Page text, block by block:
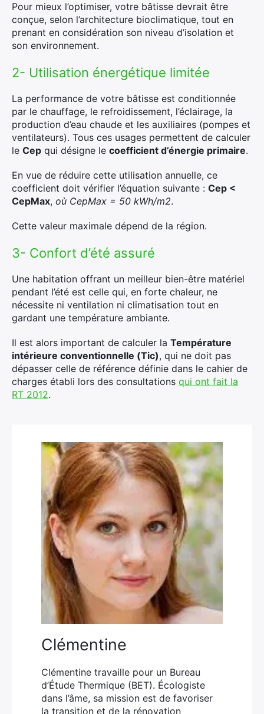
Pour mieux l’optimiser, votre bâtisse devrait être
conçue, selon l’architecture bioclimatique, tout en
prenant en considération son niveau d’isolation et
son environnement.
2- Utilisation énergétique limitée
La performance de votre bâtisse est conditionnée
par le chauffage, le refroidissement, l’éclairage, la
production d’eau chaude et les auxiliaires (pompes et
ventilateurs). Tous ces usages permettent de calculer
le Cep qui désigne le coefficient d’énergie primaire.
En vue de réduire cette utilisation annuelle, ce
coefficient doit vérifier l’équation suivante : Cep <
CepMax, où CepMax = 50 kWh/m2.
Cette valeur maximale dépend de la région.
3- Confort d’été assuré
Une habitation offrant un meilleur bien-être matériel
pendant l’été est celle qui, en forte chaleur, ne
nécessite ni ventilation ni climatisation tout en
gardant une température ambiante.
Il est alors important de calculer la Température
intérieure conventionnelle (Tic), qui ne doit pas
dépasser celle de référence définie dans le cahier de
charges établi lors des consultations qui ont fait la
RT 2012.
Clémentine
Clémentine travaille pour un Bureau
d’Étude Thermique (BET). Écologiste
dans l’âme, sa mission est de favoriser
la transition et de la rénovation